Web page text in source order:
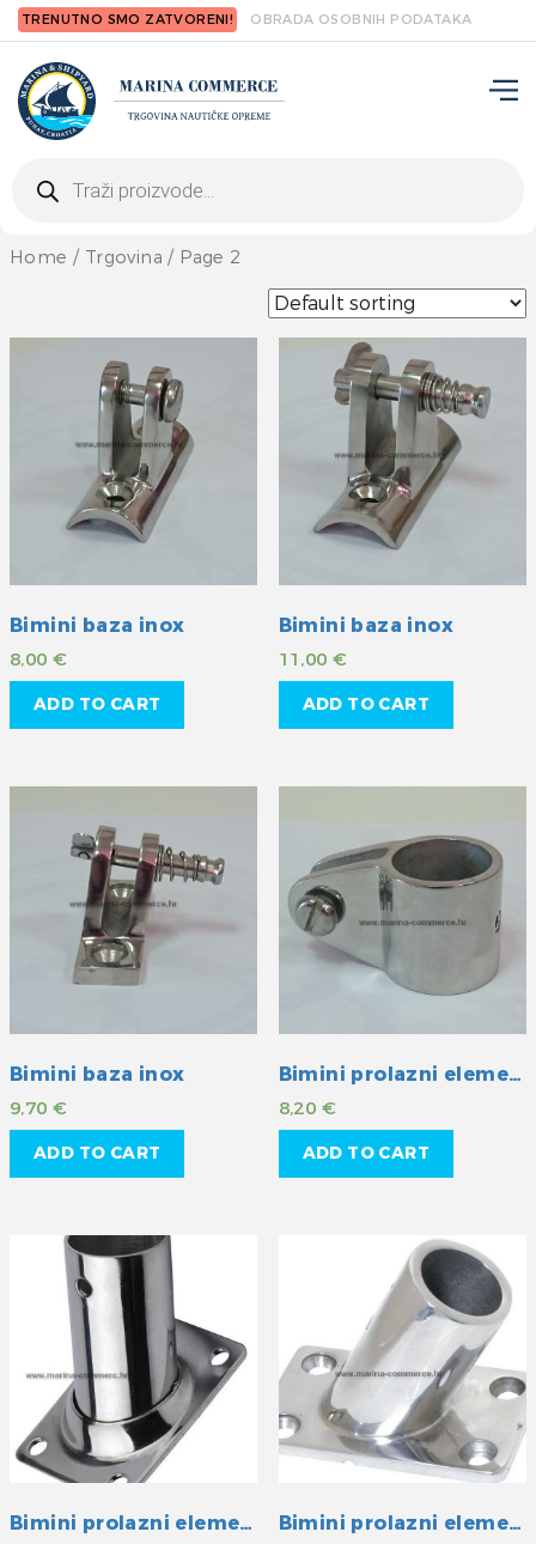
TRENUTNO SMO ZATVORENI! OBRADA OSOBNIH PODATAKA
search
Home / Trgovina / Page 2
Bimini baza inox
8,00 €
ADD TO CART
Bimini baza inox
11,00€
ADD TO CART
Bimini baza inox
9,70 €
ADD TO CART
Bimini prolazni element INOX 20 mm
8,20 €
ADD TO CART
Bimini prolazni element INOX 22 mm Bimini prolazni element INOX 22 mm